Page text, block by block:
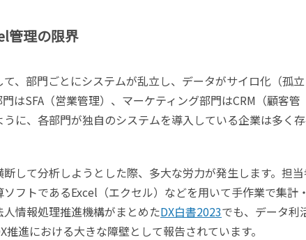
管理の限界
、部門ごとにシステムが乱立し、データがサイロ化（孤立
はSFA（営業管理）、マーケティング部門はCRM（顧客管
に、各部門が独自のシステムを導入している企業は多く
して分析しようとした際、多大な労力が発生します。担
フトであるExcel（エクセル）などを用いて手作業で集計
情報処理推進機構がまとめたDX白書2023でも、データ利
進における大きな障壁として報告されています。